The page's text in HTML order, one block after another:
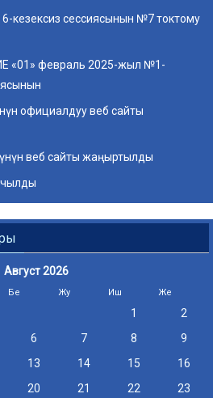
кезексиз сессиясынын №7 токтому
февраль 2025-жыл №1-
официалдуу веб сайты
веб сайты жаңыртылды
Август 2026
Бе Жу Иш Же
1
2
6 7 8
9
13 14 15
16
20 21 22
23